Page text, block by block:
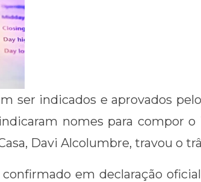
ser indicados e aprovados
nomes para compor o
Davi Alcolumbre, travou o
em declaração